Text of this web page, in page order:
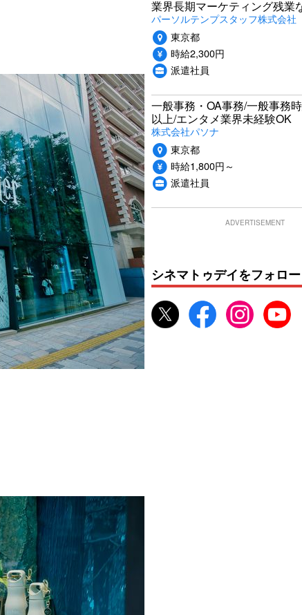
業界長期マーケティング残業
パーソルテンプスタッフ株式会社
東京都
時給2,300円
派遣社員
一般事務・OA事務/一般事務
以上/エンタメ業界未経験OK
株式会社パソナ
東京都
時給1,800円～
派遣社員
ADVERTISEMENT
シネマトゥデイをフォロー